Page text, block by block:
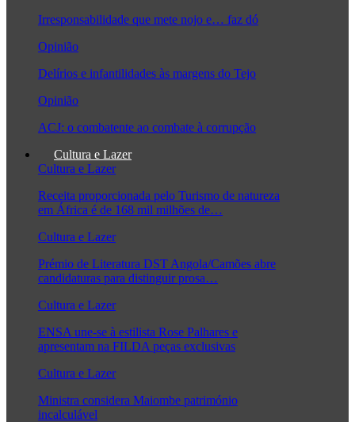
Irresponsabilidade que mete nojo e… faz dó
Opinião
Delírios e infantilidades às margens do Tejo
Opinião
ACJ: o combatente ao combate à corrupção
Cultura e Lazer
Cultura e Lazer
Receita proporcionada pelo Turismo de natureza
em África é de 168 mil milhões de…
Cultura e Lazer
Prémio de Literatura DST Angola/Camões abre
candidaturas para distinguir prosa…
Cultura e Lazer
ENSA une-se à estilista Rose Palhares e
apresentam na FILDA peças exclusivas
Cultura e Lazer
Ministra considera Maiombe património
incalculável